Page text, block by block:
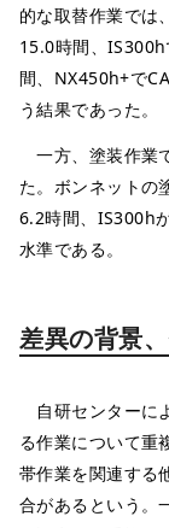
的な取替作業では
15.0時間、
間、NX450h+で
う結果であった。
一方、塗装作業
た。ボンネットの
6.2時間、IS300h
水準である。
差異の背景
自研センターに
る作業について重
帯作業を関連する
合があるという。